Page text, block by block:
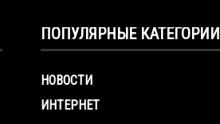
ПОПУЛЯРНЫЕ КАТЕГОРИИ
НОВОСТИ
ИНТЕРНЕТ